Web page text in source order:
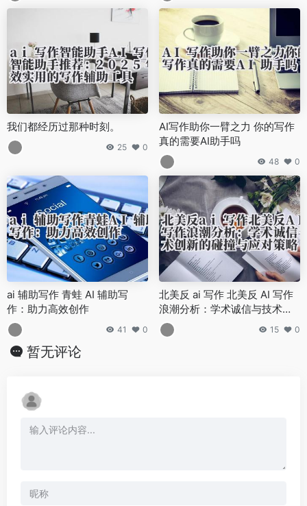
我们都经历过那种时刻。
25 0
AI写作助你一臂之力 你的写作
真的需要AI助手吗
48 0
ai 辅助写作 青蛙 AI 辅助写
作：助力高效创作
41 0
北美反 ai 写作 北美反 AI 写作
浪潮分析：学术诚信与技术创
新的碰撞与应对策略
15 0
暂无评论